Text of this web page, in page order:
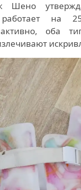
Шено
работает на
оба